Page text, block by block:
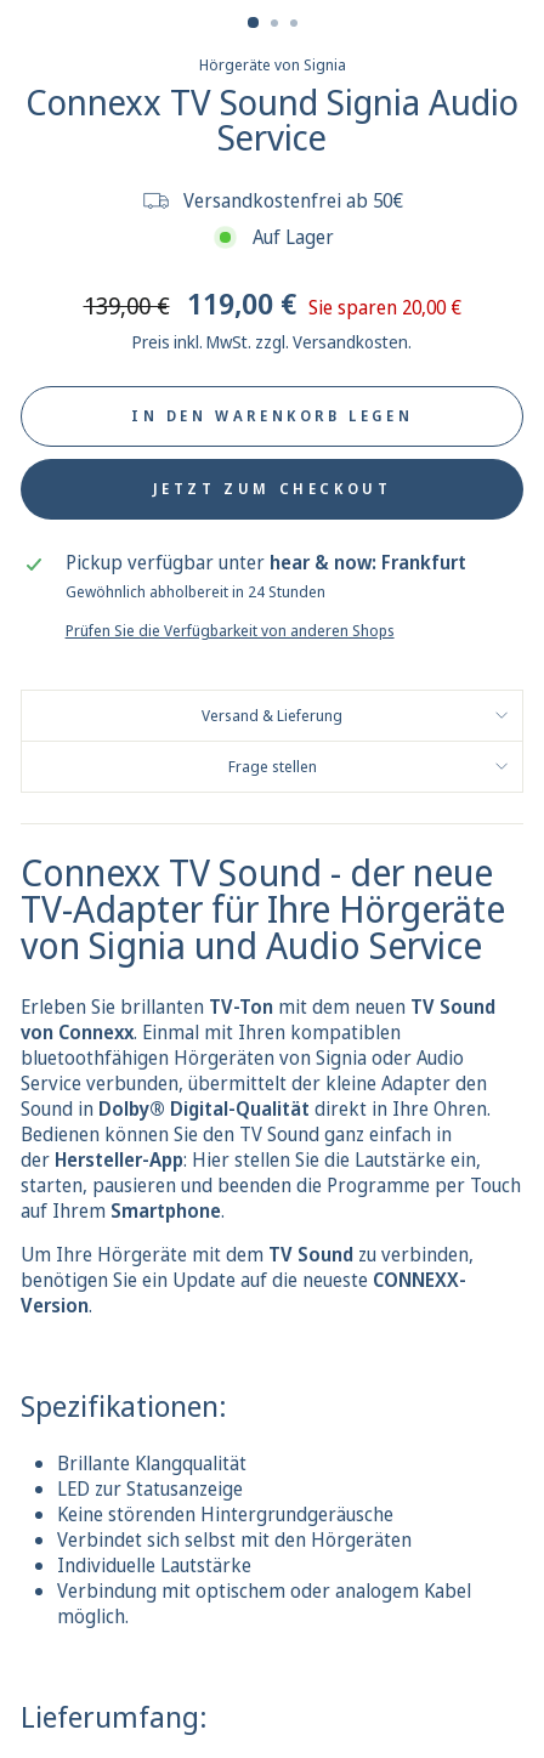
Hörgeräte von Signia
Connexx TV Sound Signia Audio
Service
Versandkostenfrei ab 50€
Auf Lager
Normaler
Preis
139,00 € Sonderpreis
119,00 € Sie sparen 20,00 €
Preis inkl. MwSt. zzgl. Versandkosten.
IN DEN WARENKORB LEGEN
JETZT ZUM CHECKOUT
Pickup verfügbar unter hear & now: Frankfurt
Gewöhnlich abholbereit in 24 Stunden
Prüfen Sie die Verfügbarkeit von anderen Shops
Versand & Lieferung
Frage stellen
Connexx TV Sound - der neue
TV-Adapter für Ihre Hörgeräte
von Signia und Audio Service
Erleben Sie brillanten TV-Ton mit dem neuen TV Sound
von Connexx. Einmal mit Ihren kompatiblen
bluetoothfähigen Hörgeräten von Signia oder Audio
Service verbunden, übermittelt der kleine Adapter den
Sound in Dolby® Digital-Qualität direkt in Ihre Ohren.
Bedienen können Sie den TV Sound ganz einfach in
der Hersteller-App: Hier stellen Sie die Lautstärke ein,
starten, pausieren und beenden die Programme per Touch
auf Ihrem Smartphone.
Um Ihre Hörgeräte mit dem TV Sound zu verbinden,
benötigen Sie ein Update auf die neueste CONNEXX-
Version.
Spezifikationen:
Brillante Klangqualität
LED zur Statusanzeige
Keine störenden Hintergrundgeräusche
Verbindet sich selbst mit den Hörgeräten
Individuelle Lautstärke
Verbindung mit optischem oder analogem Kabel
möglich.
Lieferumfang: